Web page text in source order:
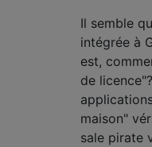
Il semble
intégrée à
est,
de
maison"
sale pirate